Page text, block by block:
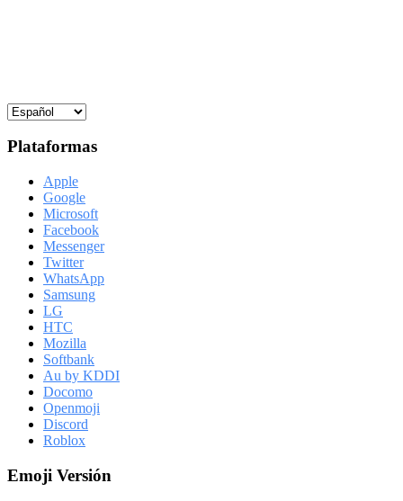
Plataformas
Apple
Google
Microsoft
Facebook
Messenger
Twitter
WhatsApp
Samsung
LG
HTC
Mozilla
Softbank
Au by KDDI
Docomo
Openmoji
Discord
Roblox
Emoji Versión